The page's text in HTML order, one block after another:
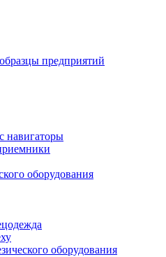
предприятий
навигаторы
оборудования
оборудования